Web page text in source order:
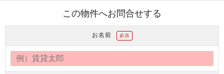
この物件へお問合せする
お名前 必須